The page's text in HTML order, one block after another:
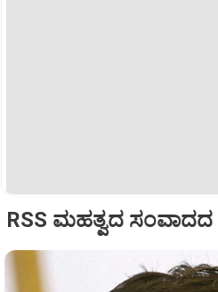
RSS ಮಹತ್ವದ ಸಂವಾದದ